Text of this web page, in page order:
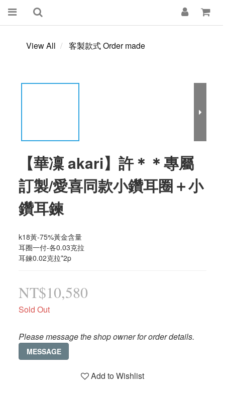
View All 客製款式 Order made
【華凜 akari】許＊＊專屬
訂製/愛喜同款小鑽耳圈＋小
鑽耳鍊
k18黃-75%黃金含量
耳圈一付-各0.03克拉
耳鍊0.02克拉*2p
NT$10,580
Sold Out
Please message the shop owner for order details.
MESSAGE
Add to Wishlist